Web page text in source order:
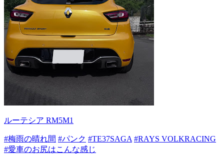
ルーテシア RM5M1
#梅雨の晴れ間 #パンク #TE37SAGA #RAYS VOLKRACING
#愛車のお尻はこんな感じ